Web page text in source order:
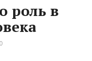
роль в